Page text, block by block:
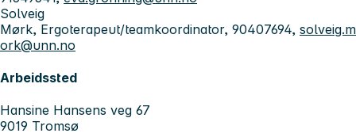
Solveig
Mørk, Ergoterapeut/teamkoordinator, 90407694, solveig.m
ork@unn.no
Arbeidssted
Hansine Hansens veg 67
9019 Tromsø